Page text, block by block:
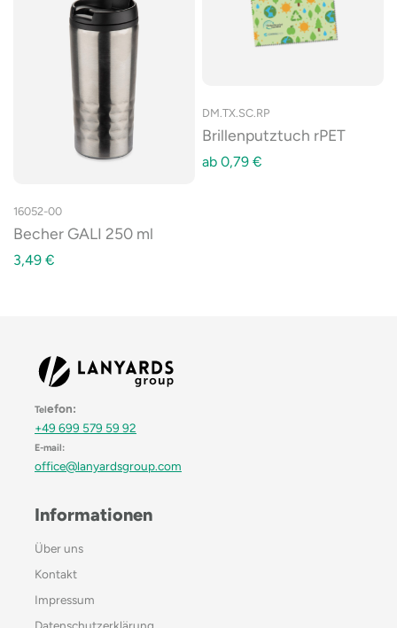
16052-00
Becher GALI 250 ml
3,49 €
DM.TX.SC.RP
Brillenputztuch rPET
ab 0,79 €
Telefon:
+49 699 579 59 92
E-mail:
office@lanyardsgroup.com
Informationen
Über uns
Kontakt
Impressum